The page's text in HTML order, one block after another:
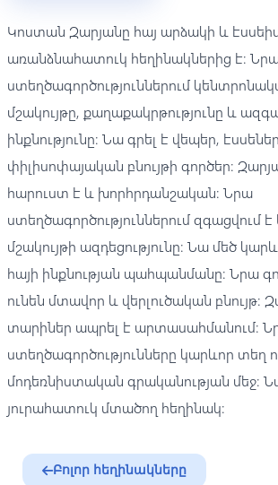
Կոստան Զարյանը հայ արձակի և
առանձնահատուկ հեղինակներից է։
ստեղծագործություններում
մշակույթը, քաղաքակրթությունը և
ինքնությունը։ Նա գրել է վեպեր,
փիլիսոփայական բնույթի գործեր։
հարուստ է և խորհրդանշական։ Նրա
ստեղծագործություններում զգացվում
մշակույթի ազդեցությունը։ Նա մեծ
հայի ինքնության պահպանմանը։ Նրա
ունեն մտավոր և վերլուծական բնույթ։
տարիներ ապրել է արտասահմանում։
ստեղծագործությունները կարևոր տեղ
մոդեռնիստական գրականության մեջ։
յուրահատուկ մտածող հեղինակ։
Բոլոր հեղինակները